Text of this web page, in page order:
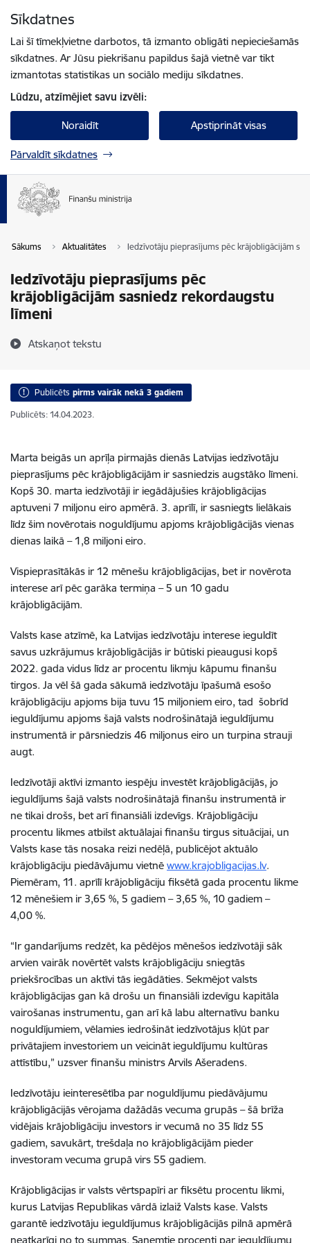
Sīkdatnes
Lai šī tīmekļvietne darbotos, tā izmanto obligāti nepieciešamās
sīkdatnes. Ar Jūsu piekrišanu papildus šajā vietnē var tikt
izmantotas statistikas un sociālo mediju sīkdatnes.
Lūdzu, atzīmējiet savu izvēli:
Noraidīt Apstiprināt visas
Pārvaldīt sīkdatnes
Sākums Aktualitātes Iedzīvotāju pieprasījums pēc krājobligācijām
Iedzīvotāju pieprasījums pēc
krājobligācijām sasniedz rekordaugstu
līmeni
Atskaņot tekstu
Publicēts pirms vairāk nekā 3 gadiem
Publicēts: 14.04.2023.
Marta beigās un aprīļa pirmajās dienās Latvijas iedzīvotāju
pieprasījums pēc krājobligācijām ir sasniedzis augstāko līmeni.
Kopš 30. marta iedzīvotāji ir iegādājušies krājobligācijas
aptuveni 7 miljonu eiro apmērā. 3. aprīlī, ir sasniegts lielākais
līdz šim novērotais noguldījumu apjoms krājobligācijās vienas
dienas laikā – 1,8 miljoni eiro.
Vispieprasītākās ir 12 mēnešu krājobligācijas, bet ir novērota
interese arī pēc garāka termiņa – 5 un 10 gadu
krājobligācijām.
Valsts kase atzīmē, ka Latvijas iedzīvotāju interese ieguldīt
savus uzkrājumus krājobligācijās ir būtiski pieaugusi kopš
2022. gada vidus līdz ar procentu likmju kāpumu finanšu
tirgos. Ja vēl šā gada sākumā iedzīvotāju īpašumā esošo
krājobligāciju apjoms bija tuvu 15 miljoniem eiro, tad šobrīd
ieguldījumu apjoms šajā valsts nodrošinātajā ieguldījumu
instrumentā ir pārsniedzis 46 miljonus eiro un turpina strauji
augt.
Iedzīvotāji aktīvi izmanto iespēju investēt krājobligācijās, jo
ieguldījums šajā valsts nodrošinātajā finanšu instrumentā ir
ne tikai drošs, bet arī finansiāli izdevīgs. Krājobligāciju
procentu likmes atbilst aktuālajai finanšu tirgus situācijai, un
Valsts kase tās nosaka reizi nedēļā, publicējot aktuālo
krājobligāciju piedāvājumu vietnē www.krajobligacijas.lv.
Piemēram, 11. aprīlī krājobligāciju fiksētā gada procentu likme
12 mēnešiem ir 3,65 %, 5 gadiem – 3,65 %, 10 gadiem –
4,00 %.
“Ir gandarījums redzēt, ka pēdējos mēnešos iedzīvotāji sāk
arvien vairāk novērtēt valsts krājobligāciju sniegtās
priekšrocības un aktīvi tās iegādāties. Sekmējot valsts
krājobligācijas gan kā drošu un finansiāli izdevīgu kapitāla
vairošanas instrumentu, gan arī kā labu alternatīvu banku
noguldījumiem, vēlamies iedrošināt iedzīvotājus kļūt par
privātajiem investoriem un veicināt ieguldījumu kultūras
attīstību,” uzsver finanšu ministrs Arvils Ašeradens.
Iedzīvotāju ieinteresētība par noguldījumu piedāvājumu
krājobligācijās vērojama dažādās vecuma grupās – šā brīža
vidējais krājobligāciju investors ir vecumā no 35 līdz 55
gadiem, savukārt, trešdaļa no krājobligācijām pieder
investoram vecuma grupā virs 55 gadiem.
Krājobligācijas ir valsts vērtspapīri ar fiksētu procentu likmi,
kurus Latvijas Republikas vārdā izlaiž Valsts kase. Valsts
garantē iedzīvotāju ieguldījumus krājobligācijās pilnā apmērā
neatkarīgi no to summas. Saņemtie procenti par ieguldījumu